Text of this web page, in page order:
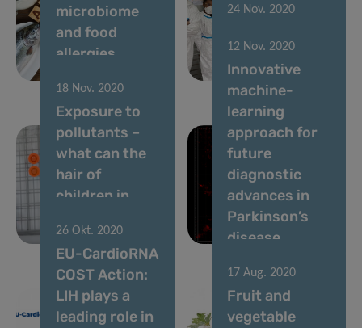
microbiome
and food
allergies
24 Nov. 2020
preliminary
results
18 Nov. 2020
Exposure to
pollutants –
what can the
hair of
children in
tell us?
12 Nov. 2020
Innovative
machine-
learning
approach for
future
diagnostic
advances in
Parkinson’s
disease
26 Okt. 2020
EU-CardioRNA
COST Action:
LIH plays a
leading role in
17 Aug. 2020
Fruit and
vegetable